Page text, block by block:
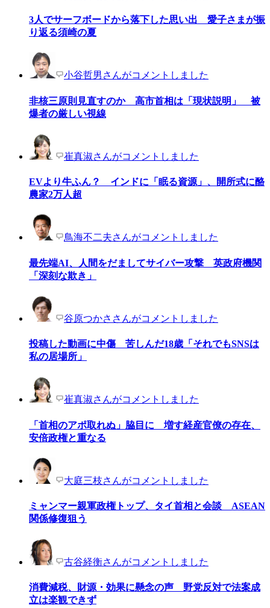
3人でサーフボードから落下した思い出 愛子さまが振
り返る須崎の夏
小谷哲男さんがコメントしました
非核三原則見直すのか 高市首相は「現状説明」 被
爆者の厳しい視線
崔真淑さんがコメントしました
EVより牛ふん？ インドに「眠る資源」、開所式に酪
農家2万人超
鳥海不二夫さんがコメントしました
最先端AI、人間をだましてサイバー攻撃 英政府機関
「深刻な欺き」
谷原つかささんがコメントしました
投稿した動画に中傷 苦しんだ18歳「それでもSNSは
私の居場所」
崔真淑さんがコメントしました
「首相のアポ取れぬ」脇目に 増す経産官僚の存在、
安倍政権と重なる
大庭三枝さんがコメントしました
ミャンマー親軍政権トップ、タイ首相と会談 ASEAN
関係修復狙う
古谷経衡さんがコメントしました
消費減税、財源・効果に懸念の声 野党反対で法案成
立は楽観できず